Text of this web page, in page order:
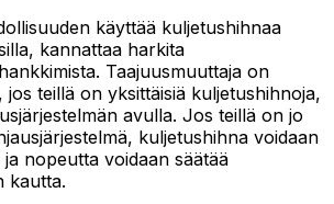
käyttää kuljetushihnaa
kannattaa harkita
Taajuusmuuttaja on
teillä on yksittäisiä kuljetushihnoja,
avulla. Jos teillä on jo
kuljetushihna voidaan
ja nopeutta voidaan säätää
kautta.